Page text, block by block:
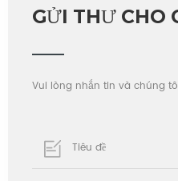
GỬI THƯ CHO
Vui lòng nhắn tin và chúng